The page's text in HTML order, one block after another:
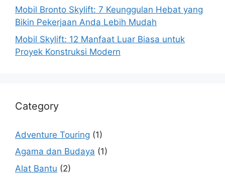
Mobil Bronto Skylift: 7 Keunggulan Hebat yang
Bikin Pekerjaan Anda Lebih Mudah
Mobil Skylift: 12 Manfaat Luar Biasa untuk
Proyek Konstruksi Modern
Category
Adventure Touring (1)
Agama dan Budaya (1)
Alat Bantu (2)